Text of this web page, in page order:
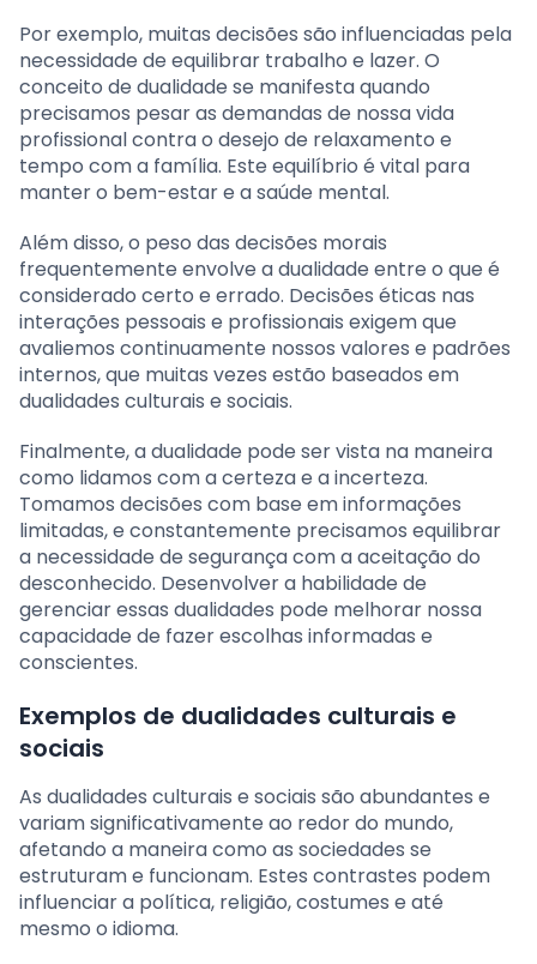
Por exemplo, muitas decisões são influenciadas pela
necessidade de equilibrar trabalho e lazer. O
conceito de dualidade se manifesta quando
precisamos pesar as demandas de nossa vida
profissional contra o desejo de relaxamento e
tempo com a família. Este equilíbrio é vital para
manter o bem-estar e a saúde mental.
Além disso, o peso das decisões morais
frequentemente envolve a dualidade entre o que é
considerado certo e errado. Decisões éticas nas
interações pessoais e profissionais exigem que
avaliemos continuamente nossos valores e padrões
internos, que muitas vezes estão baseados em
dualidades culturais e sociais.
Finalmente, a dualidade pode ser vista na maneira
como lidamos com a certeza e a incerteza.
Tomamos decisões com base em informações
limitadas, e constantemente precisamos equilibrar
a necessidade de segurança com a aceitação do
desconhecido. Desenvolver a habilidade de
gerenciar essas dualidades pode melhorar nossa
capacidade de fazer escolhas informadas e
conscientes.
Exemplos de dualidades culturais e
sociais
As dualidades culturais e sociais são abundantes e
variam significativamente ao redor do mundo,
afetando a maneira como as sociedades se
estruturam e funcionam. Estes contrastes podem
influenciar a política, religião, costumes e até
mesmo o idioma.